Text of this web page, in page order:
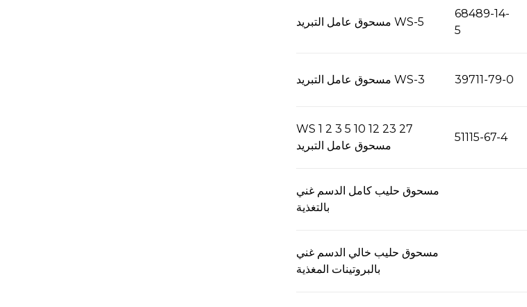
مسحوق عامل التبريد WS-5
68489-14-
5
مسحوق عامل التبريد WS-3 39711-79-0
WS 1 2 3 5 10 12 23 27
مسحوق عامل التبريد
51115-67-4
مسحوق حليب كامل الدسم غني
بالتغذية
مسحوق حليب خالي الدسم غني
بالبروتينات المغذية